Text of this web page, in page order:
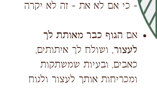
- כי אם לא את - זה לא יקרה
אם הגוף כבר מאותת לך
לעצור, ושולח לך איתותים,
כאבים, ובעיות שמשתקות
ומכריחות אותך לעצור ולנוח